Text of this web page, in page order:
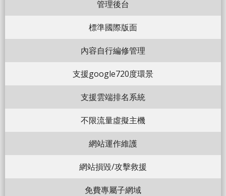
管理後台
標準國際版面
內容自行編修管理
支援google720度環景
支援雲端排名系統
不限流量虛擬主機
網站運作維護
網站損毀/攻擊救援
免費專屬子網域